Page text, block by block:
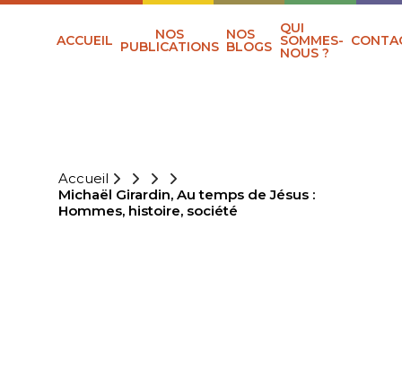
ACCUEIL NOS
PUBLICATIONS
NOS
BLOGS
QUI
SOMMES-
NOUS ?
Accueil
Michaël Girardin, Au temps de Jésus :
Hommes, histoire, société